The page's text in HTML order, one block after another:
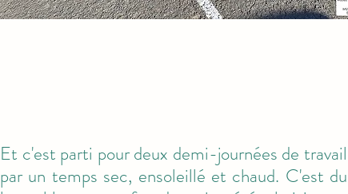
Et c'est parti pour deux demi-journées de travail
par un temps sec, ensoleillé et chaud. C'est du